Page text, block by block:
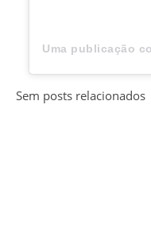
Sem posts relacionados